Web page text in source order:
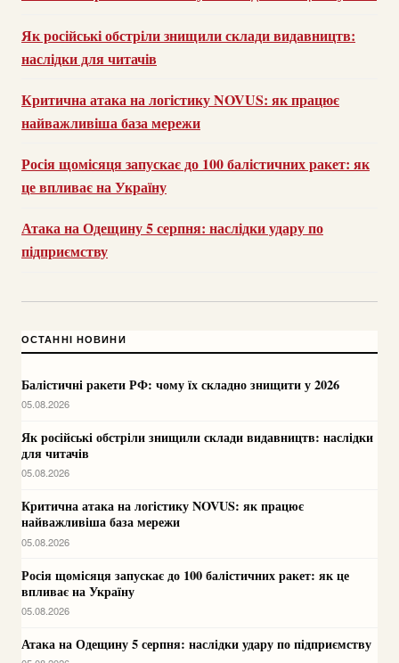
Як російські обстріли знищили склади видавництв:
наслідки для читачів
Критична атака на логістику NOVUS: як працює
найважливіша база мережи
Росія щомісяця запускає до 100 балістичних ракет: як
це впливає на Україну
Атака на Одещину 5 серпня: наслідки удару по
підприємству
ОСТАННІ НОВИНИ
Балістичні ракети РФ: чому їх складно знищити у 2026
05.08.2026
Як російські обстріли знищили склади видавництв: наслідки
для читачів
05.08.2026
Критична атака на логістику NOVUS: як працює
найважливіша база мережи
05.08.2026
Росія щомісяця запускає до 100 балістичних ракет: як це
впливає на Україну
05.08.2026
Атака на Одещину 5 серпня: наслідки удару по підприємству